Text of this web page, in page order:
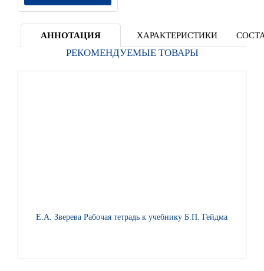
АННОТАЦИЯ ХАРАКТЕРИСТИКИ
РЕКОМЕНДУЕМЫЕ ТОВАРЫ
Е.А. Зверева Рабочая тетрадь к учебнику Б.П. Гейдмана,